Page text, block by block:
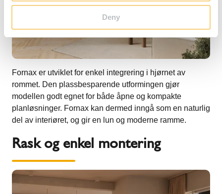
Deny
Fornax er utviklet for enkel integrering i hjørnet av
rommet. Den plassbesparende utformingen gjør
modellen godt egnet for både åpne og kompakte
planløsninger. Fornax kan dermed inngå som en naturlig
del av interiøret, og gir en lun og moderne ramme.
Rask og enkel montering